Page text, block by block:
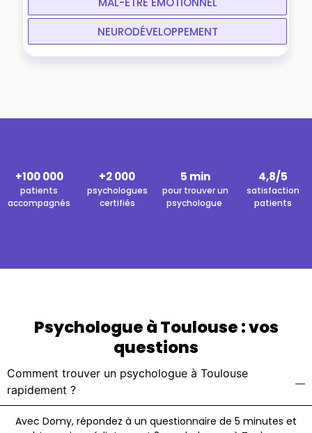
NEURODÉVELOPPEMENT
+100 000
patients
accompagnés
+2 000
psychologues
certifiés
5 min
pour trouver un
psychologue
4,8/5
satisfaction
patients
Psychologue à Toulouse : vos
questions
Comment trouver un psychologue à Toulouse
rapidement ?
Avec Domy, répondez à un questionnaire de 5 minutes et